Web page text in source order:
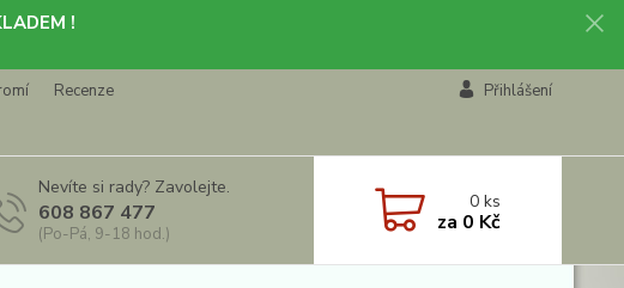
!
Recenze
Přihlášení
Nevíte si rady? Zavolejte.
608 867 477
(Po-Pá, 9-18 hod.)
0ks
za 0 Kč